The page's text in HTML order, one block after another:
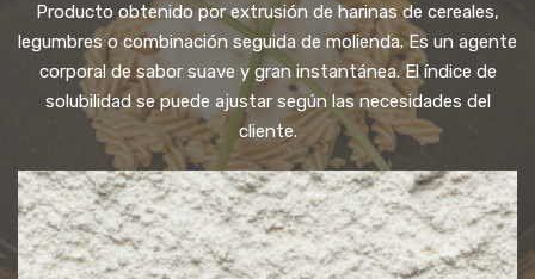
Producto obtenido por extrusión de harinas de cereales,
legumbres o combinación seguida de molienda. Es un agente
corporal de sabor suave y gran instantánea. El índice de
solubilidad se puede ajustar según las necesidades del
cliente.